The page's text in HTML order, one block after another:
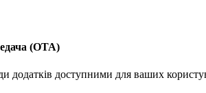
(OTA)
додатків доступними для ваших